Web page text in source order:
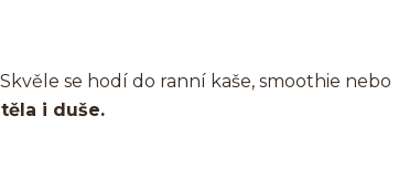
se hodí do ranní kaše, smoothie nebo
i duše.